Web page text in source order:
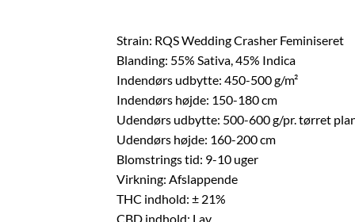
Strain: RQS Wedding Crasher Feminiseret
Blanding: 55% Sativa, 45% Indica
Indendørs udbytte: 450-500 g/m²
Indendørs højde: 150-180 cm
Udendørs udbytte: 500-600 g/pr. tørret
Udendørs højde: 160-200 cm
Blomstrings tid: 9-10 uger
Virkning: Afslappende
THC indhold: ± 21%
CBD indhold: Lav